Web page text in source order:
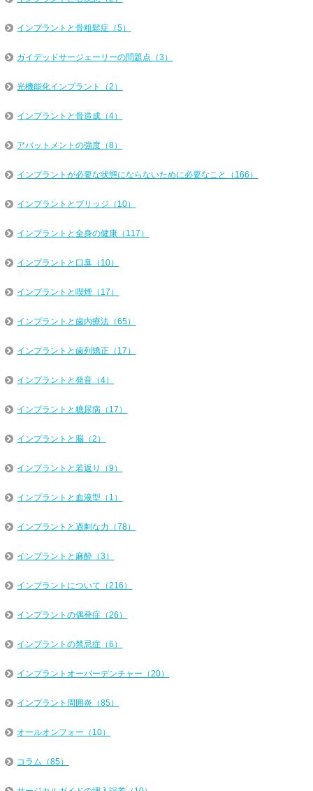
インプラントと骨粗鬆症（5）
ガイデッドサージェーリーの問題点（3）
光機能化インプラント（2）
インプラントと骨造成（4）
アバットメントの強度（8）
インプラントが必要な状態にならないために必要なこと（166）
インプラントとブリッジ（10）
インプラントと全身の健康（117）
インプラントと口臭（10）
インプラントと喫煙（17）
インプラントと歯内療法（65）
インプラントと歯列矯正（17）
インプラントと発音（4）
インプラントと糖尿病（17）
インプラントと脳（2）
インプラントと若返り（9）
インプラントと血液型（1）
インプラントと過剰な力（78）
インプラントと麻酔（3）
インプラントについて（216）
インプラントの偶発症（26）
インプラントの禁忌症（6）
インプラントオーバーデンチャー（20）
インプラント周囲炎（85）
オールオンフォー（10）
コラム（85）